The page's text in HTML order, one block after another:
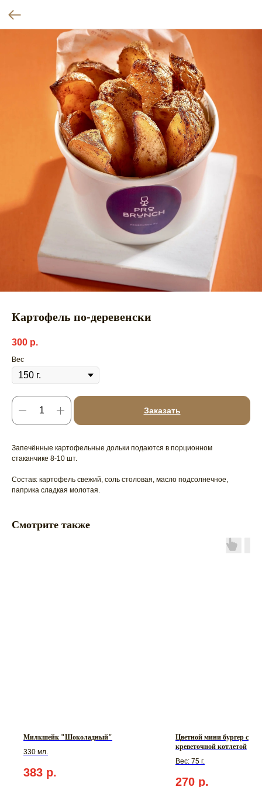
Картофель по-деревенски
300 р.
Вес
Заказать
Запечённые картофельные дольки подаются в порционном
стаканчике 8-10 шт.
Состав: картофель свежий, соль столовая, масло подсолнечное,
паприка сладкая молотая.
Смотрите также
Милкшейк "Шоколадный"
330 мл.
383 р.
Цветной мини бургер с
креветочной котлетой
Вес: 75 г.
270 р.